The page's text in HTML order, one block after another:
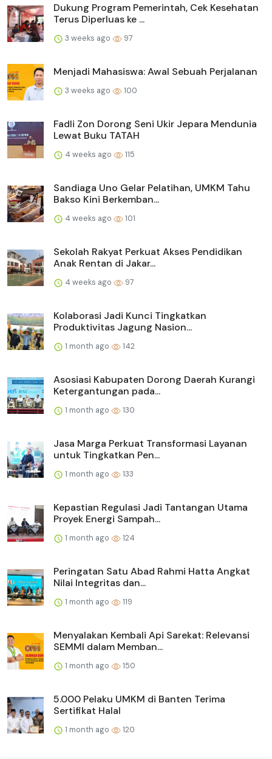
Dukung Program Pemerintah, Cek Kesehatan
Terus Diperluas ke ...
3 weeks ago 97
Menjadi Mahasiswa: Awal Sebuah Perjalanan
3 weeks ago 100
Fadli Zon Dorong Seni Ukir Jepara Mendunia
Lewat Buku TATAH
4 weeks ago 115
Sandiaga Uno Gelar Pelatihan, UMKM Tahu
Bakso Kini Berkemban...
4 weeks ago 101
Sekolah Rakyat Perkuat Akses Pendidikan
Anak Rentan di Jakar...
4 weeks ago 97
Kolaborasi Jadi Kunci Tingkatkan
Produktivitas Jagung Nasion...
1 month ago 142
Asosiasi Kabupaten Dorong Daerah Kurangi
Ketergantungan pada...
1 month ago 130
Jasa Marga Perkuat Transformasi Layanan
untuk Tingkatkan Pen...
1 month ago 133
Kepastian Regulasi Jadi Tantangan Utama
Proyek Energi Sampah...
1 month ago 124
Peringatan Satu Abad Rahmi Hatta Angkat
Nilai Integritas dan...
1 month ago 119
Menyalakan Kembali Api Sarekat: Relevansi
SEMMI dalam Memban...
1 month ago 150
5.000 Pelaku UMKM di Banten Terima
Sertifikat Halal
1 month ago 120